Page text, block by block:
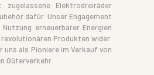
zugelassene Elektrodreiräder
dafür. Unser Engagement
erneuerbarer Energien
Produkten wider.
uns als Pioniere im Verkauf von
Güterverkehr.